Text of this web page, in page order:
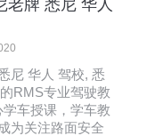
尼 华人 驾校, 悉
RMS专业驾驶教
车授课，学车教
为关注路面安全